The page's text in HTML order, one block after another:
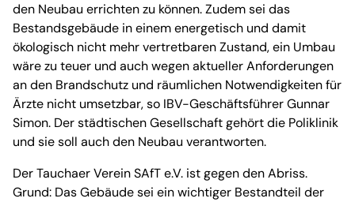
den Neubau errichten zu können. Zudem sei das
Bestandsgebäude in einem energetisch und damit
ökologisch nicht mehr vertretbaren Zustand, ein Umbau
wäre zu teuer und auch wegen aktueller Anforderungen
an den Brandschutz und räumlichen Notwendigkeiten für
Ärzte nicht umsetzbar, so IBV-Geschäftsführer Gunnar
Simon. Der städtischen Gesellschaft gehört die Poliklinik
und sie soll auch den Neubau verantworten.
Der Tauchaer Verein SAfT e.V. ist gegen den Abriss.
Grund: Das Gebäude sei ein wichtiger Bestandteil der